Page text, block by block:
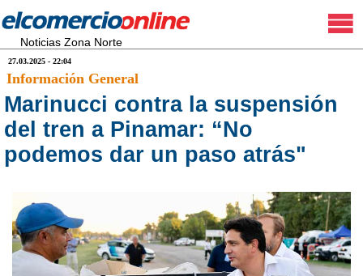
Noticias Zona Norte
27.03.2025 - 22:04
Información General
Marinucci contra la suspensión
del tren a Pinamar: “No
podemos dar un paso atrás"